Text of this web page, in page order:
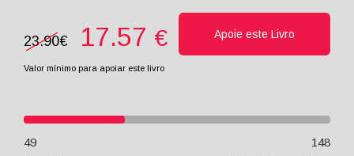
23.90€ 17.57 €
Valor mínimo para apoiar este livro
Apoie este Livro
49
148